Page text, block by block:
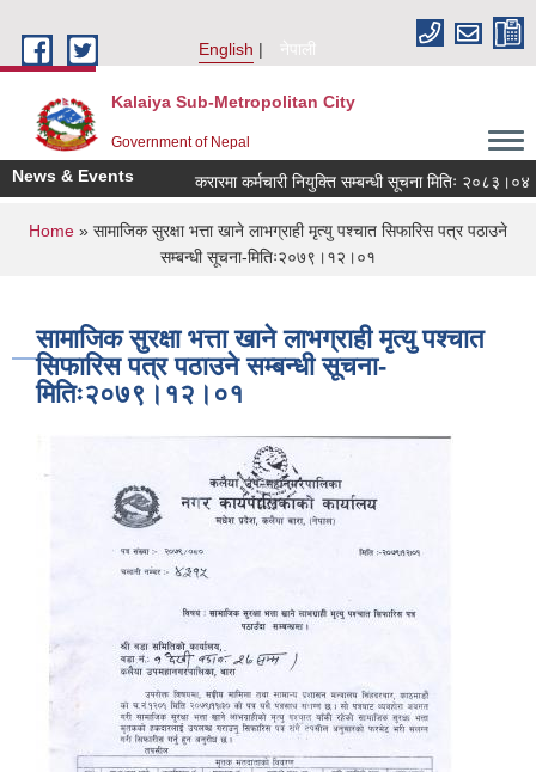
English
नेपाली
Kalaiya Sub-Metropolitan City
Government of Nepal
News & Events करारमा कर्मचारी नियुक्ति सम्बन्धी सूचना मितिः
You are here
Home » सामाजिक सुरक्षा भत्ता खाने लाभग्राही मृत्यु पश्चात सिफारिस पत्र पठाउने
सम्बन्धी सूचना-मितिः२०७९।१२।०१
सामाजिक सुरक्षा भत्ता खाने लाभग्राही मृत्यु पश्चात
सिफारिस पत्र पठाउने सम्बन्धी सूचना-
मितिः२०७९।१२।०१